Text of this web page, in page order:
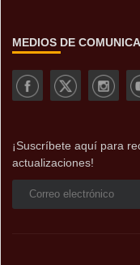
MEDIOS DE
¡Suscríbete aquí para
actualizaciones!